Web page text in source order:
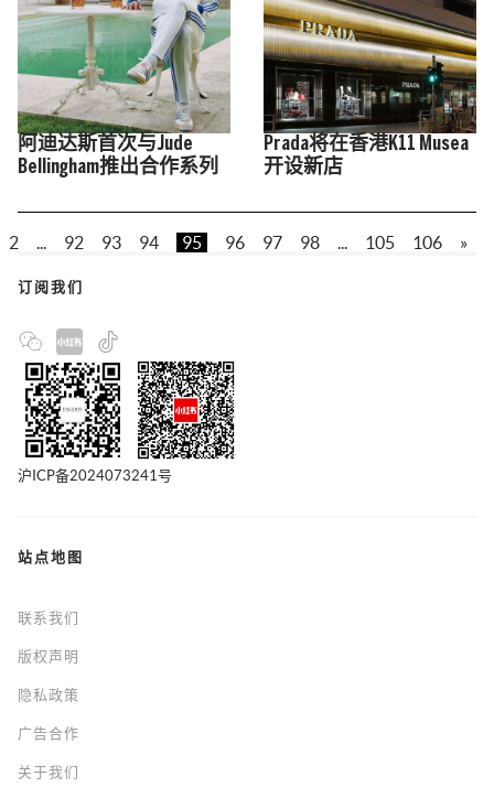
阿迪达斯首次与Jude
Bellingham推出合作系列
Prada将在香港K11 Musea
开设新店
2 ... 92 93 94 95 96 97 98 ... 105 106 »
订阅我们
沪ICP备2024073241号
站点地图
联系我们
版权声明
隐私政策
广告合作
关于我们